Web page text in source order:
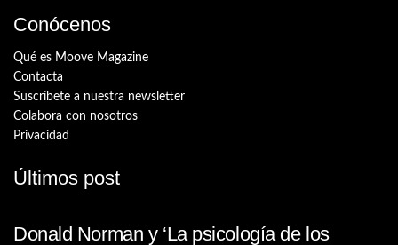
Conócenos
Qué es Moove Magazine
Contacta
Suscríbete a nuestra newsletter
Colabora con nosotros
Privacidad
Últimos post
Donald Norman y ‘La psicología de los